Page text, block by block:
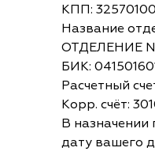
КПП:
Название
ОТДЕЛЕНИЕ
БИК:
Расчетный
Корр. счёт:
В назначении
дату вашего